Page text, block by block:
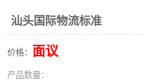
汕头国际物流标准
价格： 面议
产品数量：